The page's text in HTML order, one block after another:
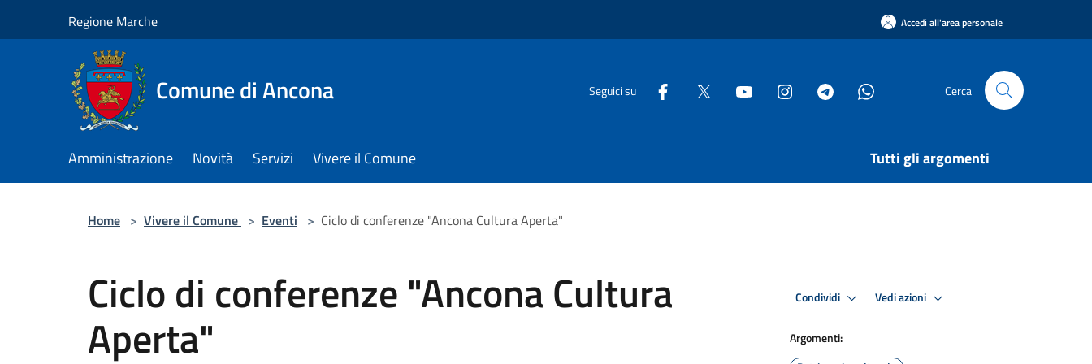
Regione Marche Accedi all'area personale
Comune di Ancona Seguici su Cerca
Amministrazione Novità Servizi Vivere il Comune Tutti gli argomenti
Home > Vivere il Comune > Eventi > Ciclo di conferenze "Ancona Cultura Aperta"
Ciclo di conferenze "Ancona Cultura
Aperta"
Condividi Vedi azioni
Argomenti: